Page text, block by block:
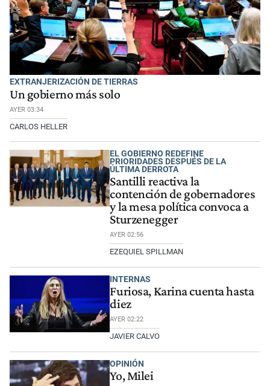
EXTRANJERIZACIÓN DE TIERRAS
Un gobierno más solo
AYER 03:34
CARLOS HELLER
EL GOBIERNO REDEFINE
PRIORIDADES DESPUÉS DE LA
ÚLTIMA DERROTA
Santilli reactiva la
contención de gobernadores
y la mesa política convoca a
Sturzenegger
AYER 02:56
EZEQUIEL SPILLMAN
INTERNAS
Furiosa, Karina cuenta hasta
diez
AYER 02:22
JAVIER CALVO
OPINIÓN
Yo, Milei